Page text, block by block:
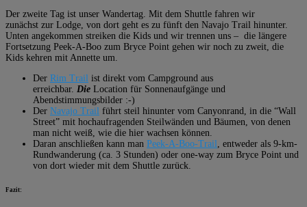
Der zweite Tag ist unser Wandertag. Mit dem Shuttle fahren wir
zunächst zur Lodge, von dort geht es zu fünft den Navajo Trail hinunter.
Unten angekommen streiken die Kids und wir trennen uns – die längere
Fortsetzung Peek-A-Boo zum Bryce Point gehen wir noch zu zweit, die
Kids kehren mit Annette um.
Der Rim Trail ist direkt vom Campground aus
erreichbar. Die Location für Sonnenaufgänge und
Abendstimmungsbilder :-)
Der Navajo Trail führt steil hinunter vom Canyonrand, in die “Wall
Street” mit hochaufragenden Steilwänden und Bäumen, von denen
man nicht weiß, wie die hier wachsen können.
Daran anschließen kann man Peek-A-Boo-Trail, entweder als 9-km-
Rundwanderung (ca. 3 Stunden) oder one-way zum Bryce Point und
von dort wieder mit dem Shuttle zurück.
Fazit: